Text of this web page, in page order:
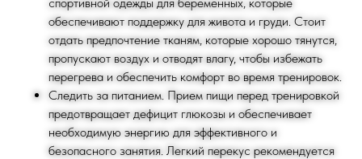
обеспечивают поддержку для живота и груди. Стоит
отдать предпочтение тканям, которые хорошо тянутся,
пропускают воздух и отводят влагу, чтобы избежать
перегрева и обеспечить комфорт во время тренировок.
Следить за питанием. Прием пищи перед тренировкой
предотвращает дефицит глюкозы и обеспечивает
необходимую энергию для эффективного и
безопасного занятия. Легкий перекус рекомендуется
КОНТАКТЫ
Мы на связи